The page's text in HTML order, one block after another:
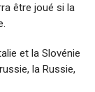
être joué si la
et la Slovénie
la Russie,